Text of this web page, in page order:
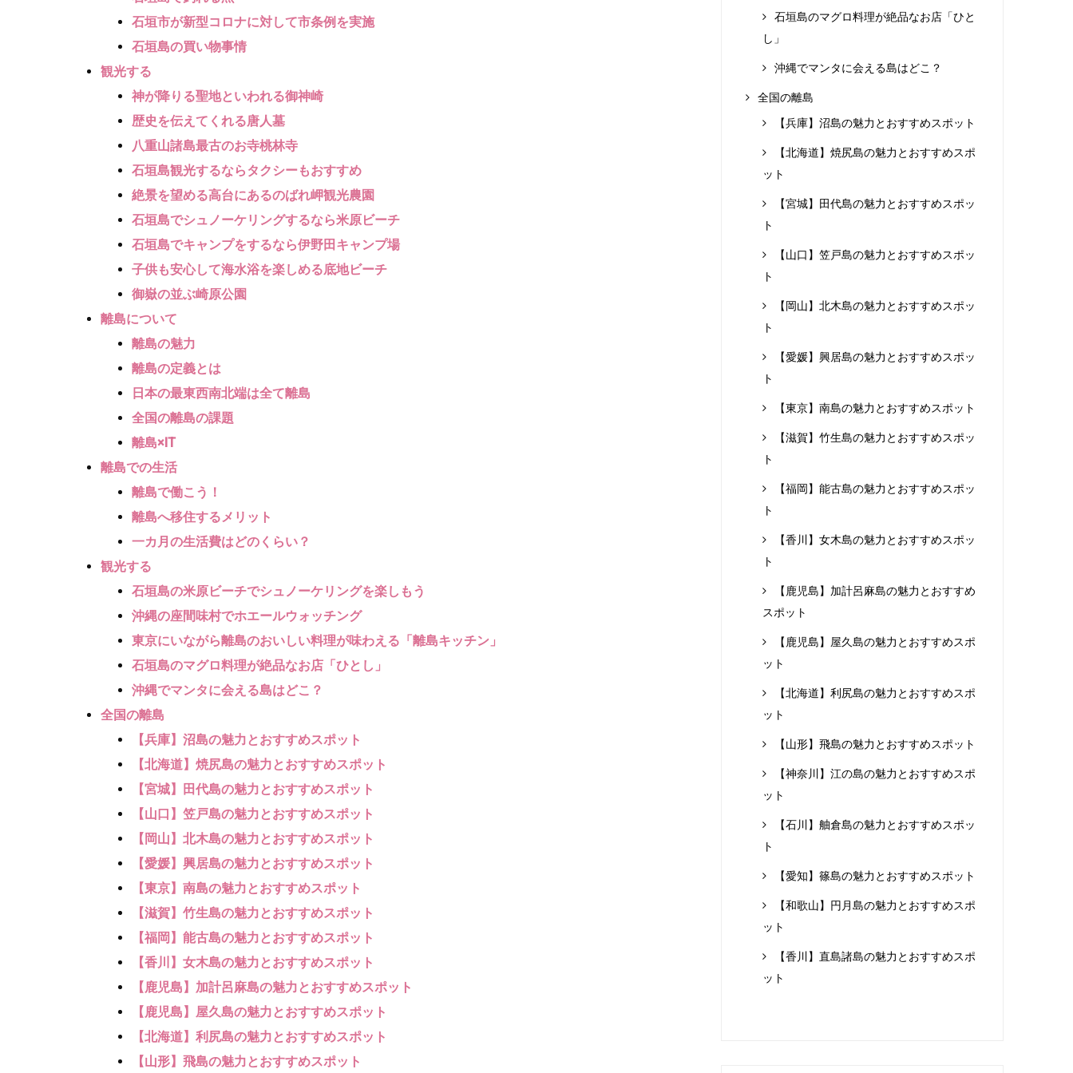
石垣市が新型コロナに対して市条例を実施
石垣島の買い物事情
観光する
神が降りる聖地といわれる御神崎
歴史を伝えてくれる唐人墓
八重山諸島最古のお寺桃林寺
石垣島観光するならタクシーもおすすめ
絶景を望める高台にあるのばれ岬観光農園
石垣島でシュノーケリングするなら米原ビーチ
石垣島でキャンプをするなら伊野田キャンプ場
子供も安心して海水浴を楽しめる底地ビーチ
御嶽の並ぶ崎原公園
離島について
離島の魅力
離島の定義とは
日本の最東西南北端は全て離島
全国の離島の課題
離島×IT
離島での生活
離島で働こう！
離島へ移住するメリット
一カ月の生活費はどのくらい？
観光する
石垣島の米原ビーチでシュノーケリングを楽しもう
沖縄の座間味村でホエールウォッチング
東京にいながら離島のおいしい料理が味わえる「離島キッチン」
石垣島のマグロ料理が絶品なお店「ひとし」
沖縄でマンタに会える島はどこ？
全国の離島
【兵庫】沼島の魅力とおすすめスポット
【北海道】焼尻島の魅力とおすすめスポット
【宮城】田代島の魅力とおすすめスポット
【山口】笠戸島の魅力とおすすめスポット
【岡山】北木島の魅力とおすすめスポット
【愛媛】興居島の魅力とおすすめスポット
【東京】南島の魅力とおすすめスポット
【滋賀】竹生島の魅力とおすすめスポット
【福岡】能古島の魅力とおすすめスポット
【香川】女木島の魅力とおすすめスポット
【鹿児島】加計呂麻島の魅力とおすすめスポット
【鹿児島】屋久島の魅力とおすすめスポット
【北海道】利尻島の魅力とおすすめスポット
【山形】飛島の魅力とおすすめスポット
石垣島のマグロ料理が絶品なお店「ひと
し」
沖縄でマンタに会える島はどこ？
全国の離島
【兵庫】沼島の魅力とおすすめスポット
【北海道】焼尻島の魅力とおすすめスポ
ット
【宮城】田代島の魅力とおすすめスポッ
ト
【山口】笠戸島の魅力とおすすめスポッ
ト
【岡山】北木島の魅力とおすすめスポッ
ト
【愛媛】興居島の魅力とおすすめスポッ
ト
【東京】南島の魅力とおすすめスポット
【滋賀】竹生島の魅力とおすすめスポッ
ト
【福岡】能古島の魅力とおすすめスポッ
ト
【香川】女木島の魅力とおすすめスポッ
ト
【鹿児島】加計呂麻島の魅力とおすすめ
スポット
【鹿児島】屋久島の魅力とおすすめスポ
ット
【北海道】利尻島の魅力とおすすめスポ
ット
【山形】飛島の魅力とおすすめスポット
【神奈川】江の島の魅力とおすすめスポ
ット
【石川】舳倉島の魅力とおすすめスポッ
ト
【愛知】篠島の魅力とおすすめスポット
【和歌山】円月島の魅力とおすすめスポ
ット
【香川】直島諸島の魅力とおすすめスポ
ット